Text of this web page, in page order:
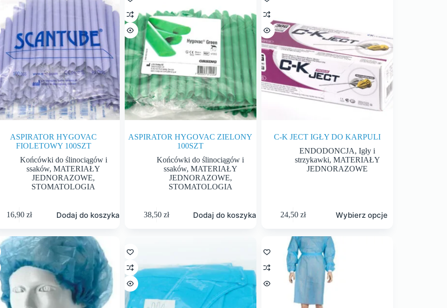
ASPIRATOR HYGOVAC
FIOLETOWY 100SZT
Końcówki do ślinociągów i
ssaków,MATERIAŁY
JEDNORAZOWE,
STOMATOLOGIA
16,90zł Dodaj do koszyka
ASPIRATOR HYGOVAC ZIELONY
100SZT
Końcówki do ślinociągów i
ssaków, MATERIAŁY
JEDNORAZOWE,
STOMATOLOGIA
38,50 zł Dodaj do koszyka
C-K JECT IGŁY DO KARPULI
ENDODONCJA,Igły i
strzykawki, MATERIAŁY
JEDNORAZOWE
24,50zł Wybierz opcje